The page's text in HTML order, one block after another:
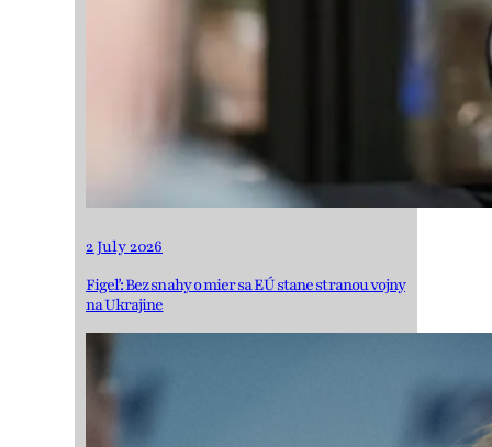
2 July 2026
Figeľ: Bez snahy o mier sa EÚ stane stranou vojny
na Ukrajine